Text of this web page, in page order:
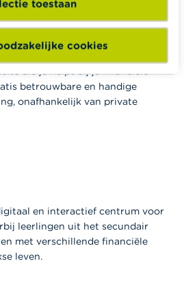
toestaan
cookies
die je helpt bij je financiële
betrouwbare en handige
onafhankelijk van private
en interactief centrum voor
leerlingen uit het secundair
met verschillende financiële
leven.